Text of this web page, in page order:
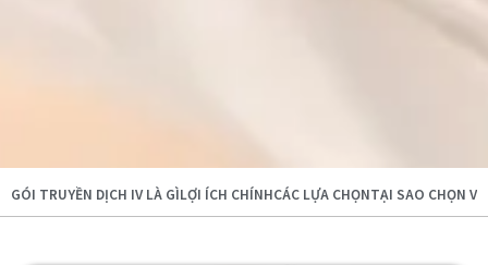
GÓI TRUYỀN DỊCH IV LÀ GÌLỢI ÍCH CHÍNHCÁC LỰA CHỌNTẠI SAO CHỌN